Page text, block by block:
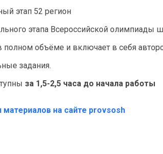
этап 52 регион
этапа Всероссийской
полном объёме и включает в себя
задания.
за 1,5-2,5 часа до начала работы
материалов на сайте provsosh